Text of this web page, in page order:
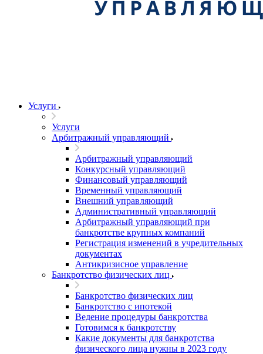
Услуги
Услуги
Арбитражный управляющий
Арбитражный управляющий
Конкурсный управляющий
Финансовый управляющий
Временный управляющий
Внешний управляющий
Административный управляющий
Арбитражный управляющий при
банкротстве крупных компаний
Регистрация изменений в учредительных
документах
Антикризисное управление
Банкротство физических лиц
Банкротство физических лиц
Банкротство с ипотекой
Ведение процедуры банкротства
Готовимся к банкротству
Какие документы для банкротства
физического лица нужны в 2023 году